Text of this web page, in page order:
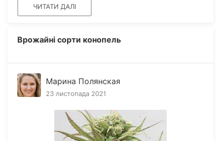
ЧИТАТИ ДАЛІ
Врожайні сорти конопель
Марина Полянская
23 листопада 2021